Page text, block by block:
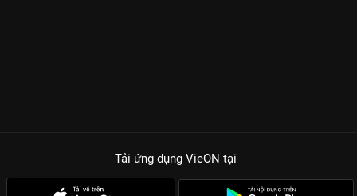
Tải ứng dụng VieON tại